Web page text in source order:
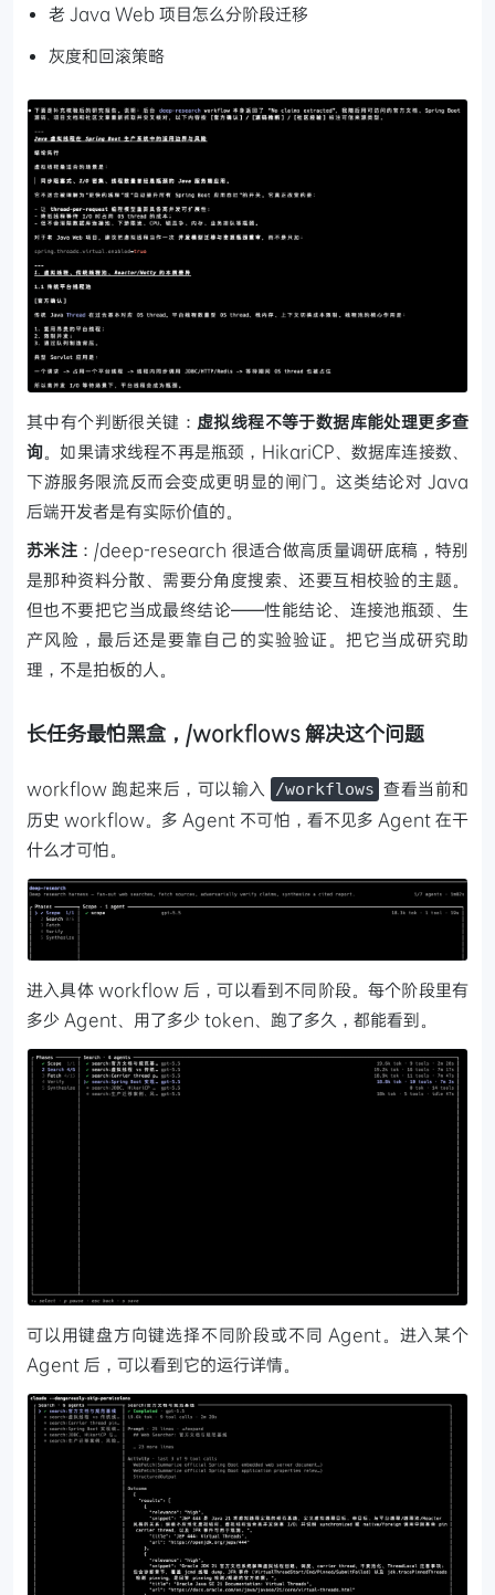
老 Java Web 项目怎么分阶段迁移
灰度和回滚策略
其中有个判断很关键： 虚拟线程不等于数据库能处理更多查
询。如果请求线程不再是瓶颈，HikariCP、数据库连接数、
下游服务限流反而会变成更明显的闸门。这类结论对 Java
后端开发者是有实际价值的。
苏米注 ：/deep-research 很适合做高质量调研底稿，特别
是那种资料分散、需要分角度搜索、还要互相校验的主题。
但也不要把它当成最终结论——性能结论、连接池瓶颈、生
产风险，最后还是要靠自己的实验验证。把它当成研究助
理，不是拍板的人。
长任务最怕黑盒，/workflows 解决这个问题
workflow 跑起来后，可以输入 /workflows 查看当前和
历史 workflow。多 Agent 不可怕，看不见多 Agent 在干
什么才可怕。
进入具体 workflow 后，可以看到不同阶段。每个阶段里有
多少 Agent、用了多少 token、跑了多久，都能看到。
可以用键盘方向键选择不同阶段或不同 Agent。进入某个
Agent 后，可以看到它的运行详情。